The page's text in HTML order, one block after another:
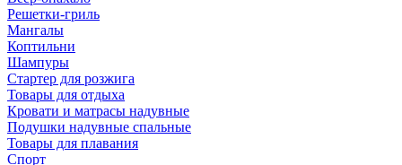
Решетки-гриль
Мангалы
Коптильни
Шампуры
Стартер для розжига
Товары для отдыха
Кровати и матрасы надувные
Подушки надувные спальные
Товары для плавания
Спорт